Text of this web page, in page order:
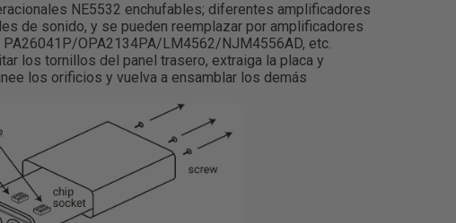
NE5532 enchufables; diferentes amplificadores
de sonido, y se pueden reemplazar por amplificadores
OPA2134PA/LM4562/NJM4556AD, etc.
los tornillos del panel trasero, extraiga la placa y
los orificios y vuelva a ensamblar los demás